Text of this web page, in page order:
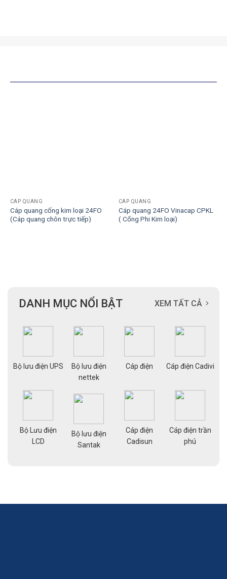
CÁP QUANG
Cáp quang cống kim loại 24FO
(Cáp quang chôn trực tiếp)
CÁP QUANG
Cáp quang 24FO Vinacap CPKL
( Cống Phi Kim loại)
DANH MỤC NỔI BẬT XEM TẤT CẢ
Bộ lưu điện UPS
Bộ Lưu điện
LCD
Bộ lưu điện
nettek
Bộ lưu điện
Santak
Cáp điện
Cáp điện
Cadisun
Cáp điện Cadivi
Cáp điện trần
phú